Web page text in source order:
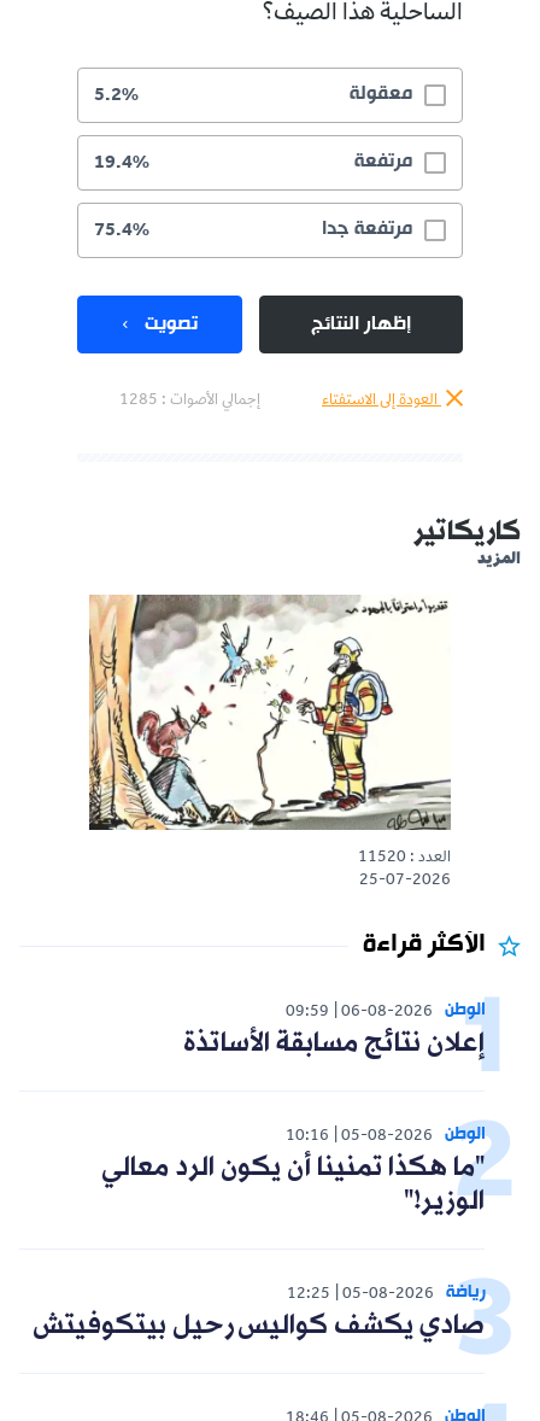
الساحلية هذا الصيف؟
معقولة 5.2%
مرتفعة 19.4%
مرتفعة جدا 75.4%
إظهار النتائج تصويت
العودة إلى الاستفتاء إجمالي الأصوات : 1285
كاريكاتير
المزيد
العدد : 11520
25-07-2026
الأكثر قراءة
الوطن 06-08-2026
09:59
إعلان نتائج مسابقة الأساتذة
الوطن 05-08-2026
10:16
"ما هكذا تمنينا أن يكون الرد معالي
الوزير!"
رياضة 05-08-2026
12:25
صادي يكشف كواليس رحيل بيتكوفيتش